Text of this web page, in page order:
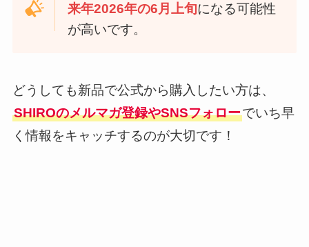
来年2026年の6月上旬になる可能性
が高いです。
どうしても新品で公式から購入したい方は、
SHIROのメルマガ登録やSNSフォローでいち早
く情報をキャッチするのが大切です！